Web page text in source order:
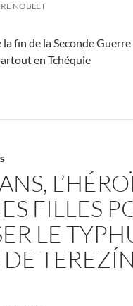
NOBLET
fin de la Seconde
en Tchéquie
FILLES
LE
TEREZÍN